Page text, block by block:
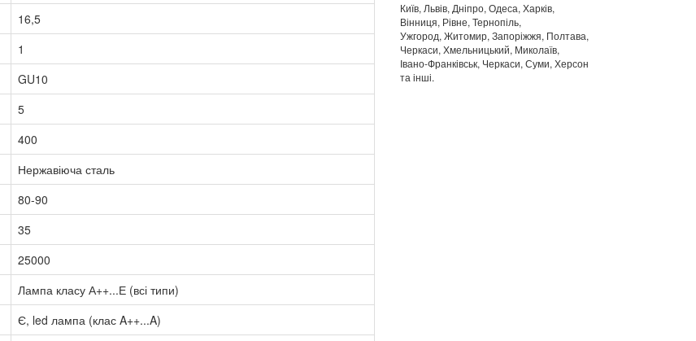
16,5
1
GU10
5
400
Нержавіюча сталь
80-90
35
25000
Лампа класу А++...Е (всі типи)
Є, led лампа (клас A++...A)
Київ, Львів, Дніпро, Одеса, Харків,
Вінниця, Рівне, Тернопіль,
Ужгород, Житомир, Запоріжжя, Полтава,
Черкаси, Хмельницький, Миколаїв,
Івано-Франківськ, Черкаси, Суми, Херсон
та інші.